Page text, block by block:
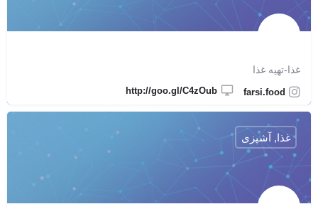
غذا-تهیه غذا
farsi.food
http://goo.gl/C4zOub
غذا, آشپزی